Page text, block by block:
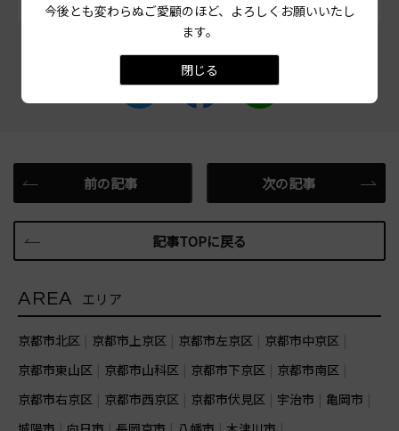
前の記事
記事TOPに戻る
次の記事
AREA エリア
京都市北区 京都市上京区 京都市左京区
京都市中京区
京都市東山区
京都市山科区 京都市下京区
京都市南区
京都市右京区
京都市西京区 京都市伏見区 宇治市
亀岡市
今後とも変わらぬご愛顧のほど、よろしくお願いいたし
ます。
閉じる